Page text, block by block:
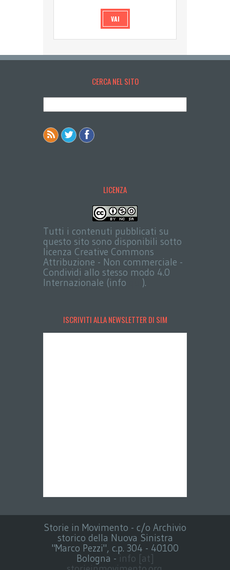
VAI
CERCA NEL SITO
LICENZA
Tutti i contenuti pubblicati su
questo sito sono disponibili sotto
licenza Creative Commons
Attribuzione - Non commerciale -
Condividi allo stesso modo 4.0
Internazionale (info
).
ISCRIVITI ALLA NEWSLETTER DI SIM
Storie in Movimento - c/o Archivio
storico della Nuova Sinistra
"Marco Pezzi", c.p. 304 - 40100
Bologna - info [at]